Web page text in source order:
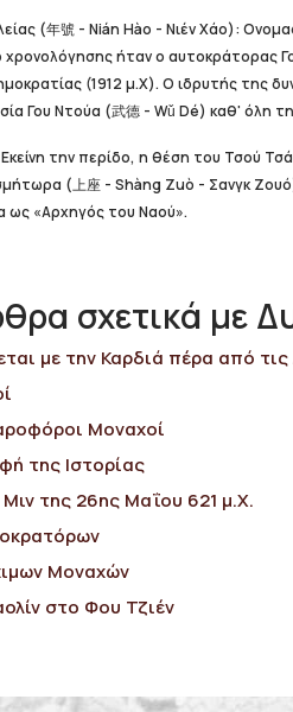
(年號 - Nián Hào - Νιέν Χάο):
ήταν ο αυτοκράτορας
(1912 μ.Χ). Ο ιδρυτής της
Γου Ντούα (武德 - Wǔ Dé) καθ' όλη
την περίδο, η θέση του Τσού
(上座 - Shàng Zuò - Σανγκ
ως «Αρχηγός του Ναού».
σχετικά με
με την Καρδιά πέρα από τις
Μοναχοί
της Ιστορίας
της 26ης Μαΐου 621 μ.Χ.
Μοναχών
στο Φου Τζιέν